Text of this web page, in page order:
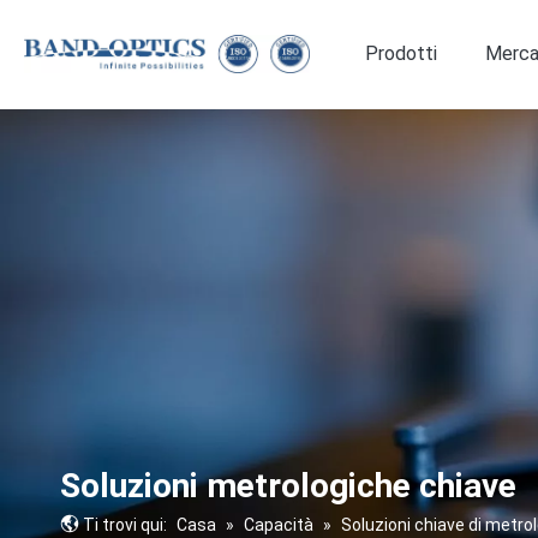
Prodotti
Soluzioni metrologiche chiave
Ti trovi qui: Casa » Capacità » Soluzioni chiave di